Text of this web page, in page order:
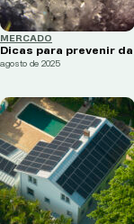
MERCADO
Dicas para prevenir
agosto de 2025